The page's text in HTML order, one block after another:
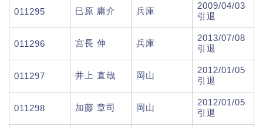
011295 巳原 庸介 兵庫
2009/04/03
引退
011296 宮長 伸 兵庫
2013/07/08
引退
011297 井上 直哉 岡山
2012/01/05
引退
011298 加藤 章司 岡山
2012/01/05
引退